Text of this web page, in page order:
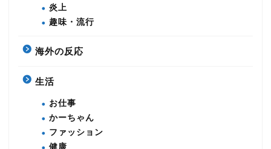
炎上
趣味・流行
海外の反応
生活
お仕事
かーちゃん
ファッション
健康